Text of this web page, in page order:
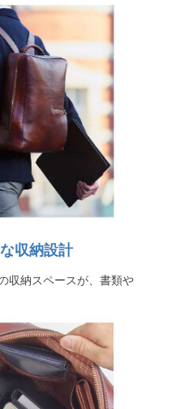
収納設計
収納スペースが、書類や